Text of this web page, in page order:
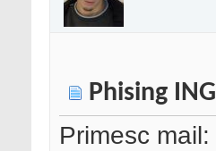
Phising ING
Primesc mail: